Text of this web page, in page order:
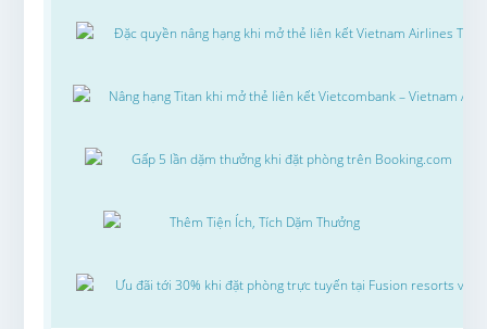
Đặc quyền nâng hạng khi mở thẻ liên kết Vietnam Airlines
Nâng hạng Titan khi mở thẻ liên kết Vietcombank – Vietnam
Gấp 5 lần dặm thưởng khi đặt phòng trên Booking.com
Thêm Tiện Ích, Tích Dặm Thưởng
Ưu đãi tới 30% khi đặt phòng trực tuyến tại Fusion resorts và